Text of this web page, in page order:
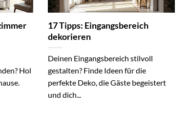
Hol
17 Tipps: Eingangsbereich
dekorieren
Deinen Eingangsbereich stilvoll
gestalten? Finde Ideen für die
perfekte Deko, die Gäste begeistert
und dich...